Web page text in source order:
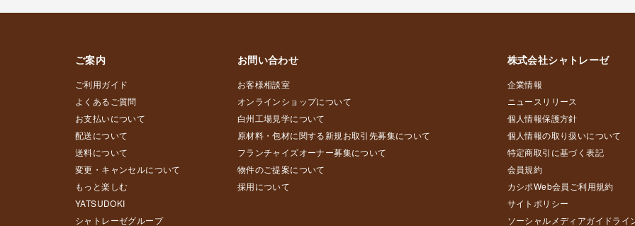
ご案内
ご利用ガイド
よくあるご質問
お支払いについて
配送について
送料について
変更・キャンセルについて
もっと楽しむ
YATSUDOKI
シャトレーゼグループ
お問い合わせ
お客様相談室
オンラインショップについて
白州工場見学について
原材料・包材に関する新規お取引先募集について
フランチャイズオーナー募集について
物件のご提案について
採用について
株式会社シャトレーゼ
企業情報
ニュースリリース
個人情報保護方針
個人情報の取り扱いについて
特定商取引に基づく表記
会員規約
カシポWeb会員ご利用規約
サイトポリシー
ソーシャルメディアガイドライ